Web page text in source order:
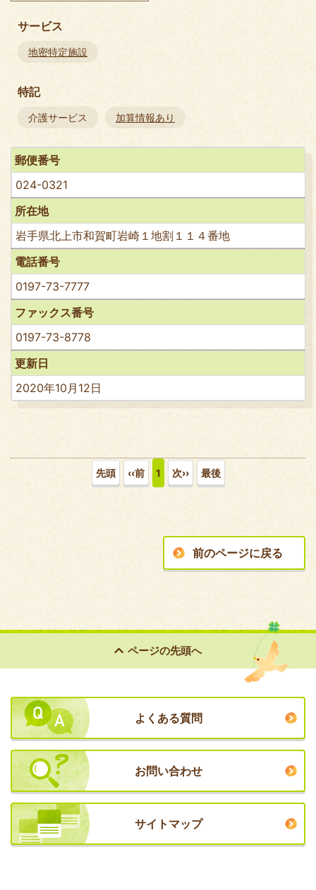
サービス
地密特定施設
特記
介護サービス 加算情報あり
郵便番号
024-0321
所在地
岩手県北上市和賀町岩崎１地割１１４番地
電話番号
0197-73-7777
ファックス番号
0197-73-8778
更新日
2020年10月12日
先頭 ‹‹前 1 次›› 最後
前のページに戻る
ページの先頭へ
よくある質問
お問い合わせ
サイトマップ